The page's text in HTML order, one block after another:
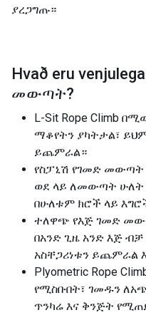
ያረጋግጡ።
Hvað eru
መውጣት?
L-Sit Rope Climb
ማቆየትን ያካትታል፣
ይጨምራል።
የስፓኒሽ የገመድ መውጣት
ወደ ላይ ለመውጣት ሁለት
በሁለቱም ክሮች ላይ
ተለዋጭ የእጅ ገመድ
በአንድ ጊዜ አንድ እጅ
አስቸጋሪነቱን ይጨምራል
Plyometric Rope
የሚስቡበት፣ ገመዱን
ጥንካሬ እና ቅንጅት